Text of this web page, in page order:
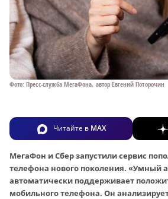
Фото: Пресс-служба МегаФона, автор Евгений Поторочин
Читайте в MAX
МегаФон и Сбер запустили сервис
телефона нового поколения. «Умный
автоматически поддерживает
мобильного телефона. Он